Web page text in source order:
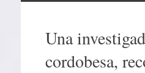
contenidoUna
cordobesa,